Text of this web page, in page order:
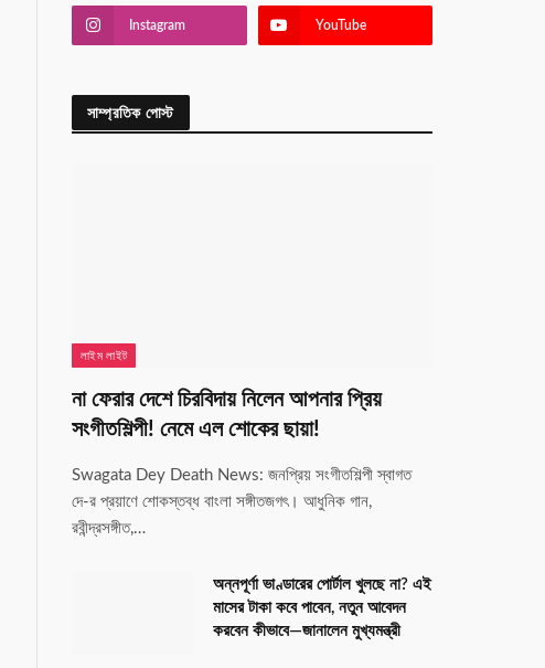
Instagram YouTube
সাম্প্রতিক পোস্ট
লাইম লাইট
না ফেরার দেশে চিরবিদায় নিলেন আপনার প্রিয়
সংগীতশিল্পী! নেমে এল শোকের ছায়া!
Swagata Dey Death News: জনপ্রিয় সংগীতশিল্পী স্বাগত
দে-র প্রয়াণে শোকস্তব্ধ বাংলা সঙ্গীতজগৎ। আধুনিক গান,
রবীন্দ্রসঙ্গীত,…
অন্নপূর্ণা ভাণ্ডারের পোর্টাল খুলছে না? এই
মাসের টাকা কবে পাবেন, নতুন আবেদন
করবেন কীভাবে—জানালেন মুখ্যমন্ত্রী